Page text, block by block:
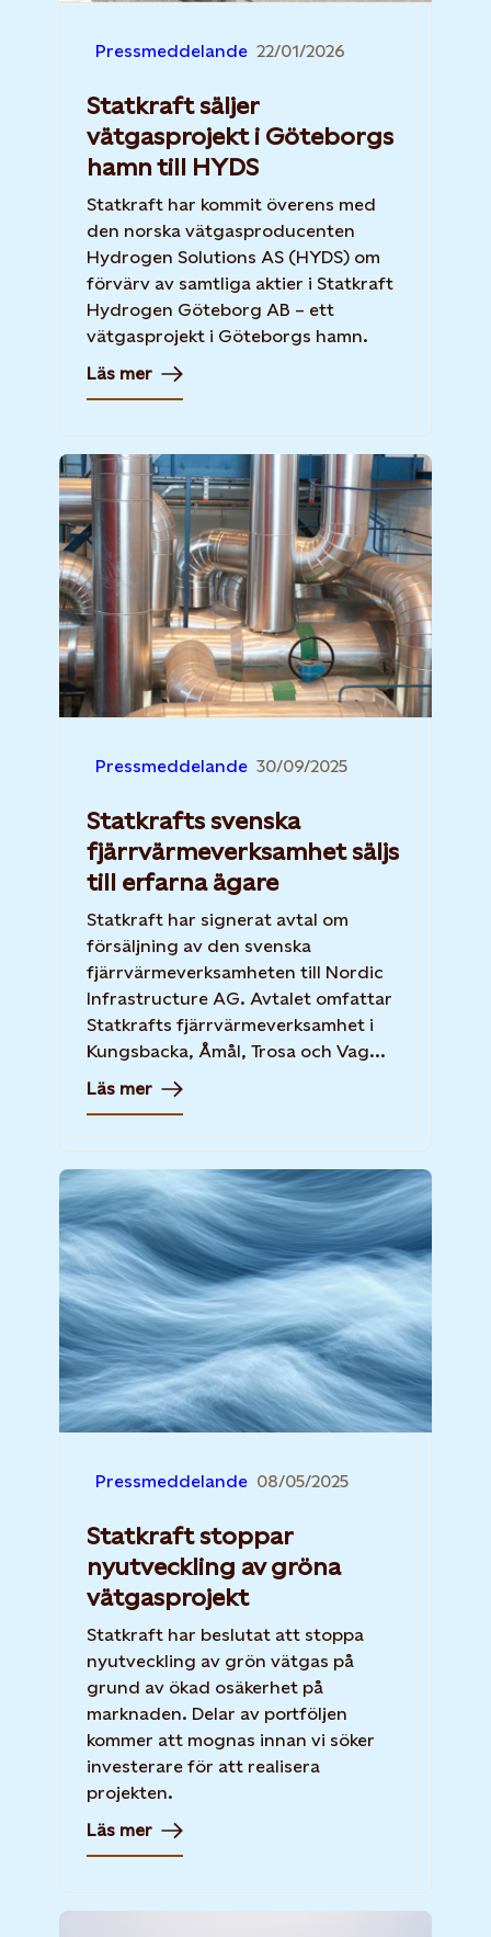
Pressmeddelande 22/01/2026
Statkraft säljer
vätgasprojekt i Göteborgs
hamn till HYDS
Statkraft har kommit överens med
den norska vätgasproducenten
Hydrogen Solutions AS (HYDS) om
förvärv av samtliga aktier i Statkraft
Hydrogen Göteborg AB – ett
vätgasprojekt i Göteborgs hamn.
Läs mer
Pressmeddelande 30/09/2025
Statkrafts svenska
fjärrvärmeverksamhet säljs
till erfarna ägare
Statkraft har signerat avtal om
försäljning av den svenska
fjärrvärmeverksamheten till Nordic
Infrastructure AG. Avtalet omfattar
Statkrafts fjärrvärmeverksamhet i
Kungsbacka, Åmål, Trosa och Vag...
Läs mer
Pressmeddelande 08/05/2025
Statkraft stoppar
nyutveckling av gröna
vätgasprojekt
Statkraft har beslutat att stoppa
nyutveckling av grön vätgas på
grund av ökad osäkerhet på
marknaden. Delar av portföljen
kommer att mognas innan vi söker
investerare för att realisera
projekten.
Läs mer